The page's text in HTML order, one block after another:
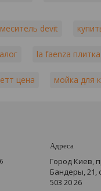
devit
la faenza плитка
цена мойка для
Адреса
Город Киев,
Бандеры, 21,
503 20 26